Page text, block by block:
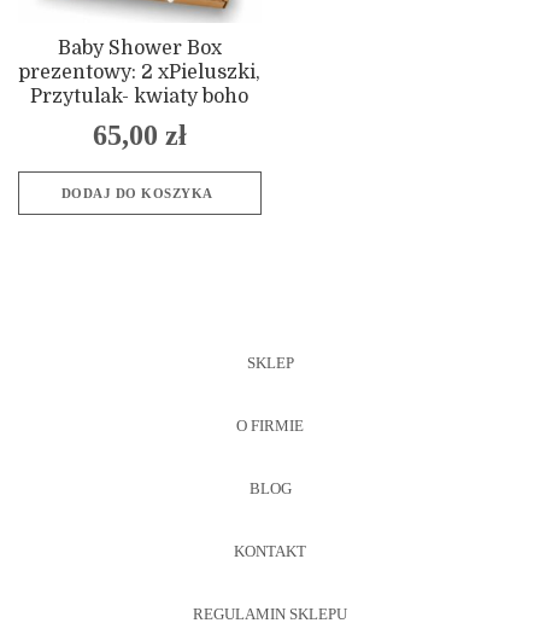
Baby Shower Box
prezentowy: 2 xPieluszki,
Przytulak- kwiaty boho
65,00 zł
DODAJ DO KOSZYKA
SKLEP
O FIRMIE
BLOG
KONTAKT
REGULAMIN SKLEPU